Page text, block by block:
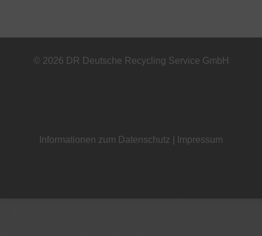
© 2026 DR Deutsche Recycling Service GmbH
Informationen zum Datenschutz Impressum